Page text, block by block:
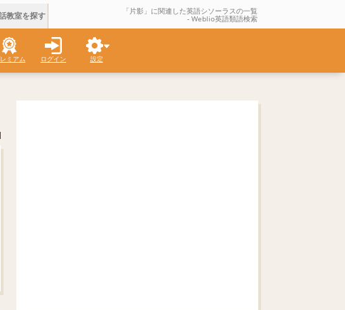
教室を探す 「片影」に関連した英語シソーラスの一覧
- Weblio英語類語検索
ミアム ログイン 設定